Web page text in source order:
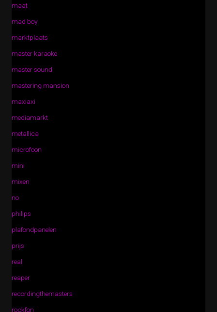
maat
mad boy
marktplaats
master karaoke
master sound
mastering mansion
maxiaxi
mediamarkt
metallica
microfoon
mini
mixen
no
philips
plafondpanelen
prijs
real
reaper
recordingthemasters
rockfon